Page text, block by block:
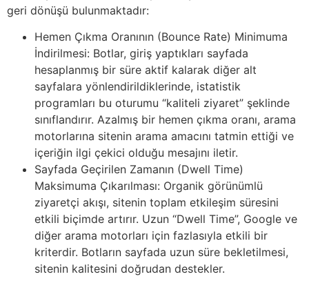
geri dönüşü bulunmaktadır:
Hemen Çıkma Oranının (Bounce Rate) Minimuma
İndirilmesi: Botlar, giriş yaptıkları sayfada
hesaplanmış bir süre aktif kalarak diğer alt
sayfalara yönlendirildiklerinde, istatistik
programları bu oturumu “kaliteli ziyaret” şeklinde
sınıflandırır. Azalmış bir hemen çıkma oranı, arama
motorlarına sitenin arama amacını tatmin ettiği ve
içeriğin ilgi çekici olduğu mesajını iletir.
Sayfada Geçirilen Zamanın (Dwell Time)
Maksimuma Çıkarılması: Organik görünümlü
ziyaretçi akışı, sitenin toplam etkileşim süresini
etkili biçimde artırır. Uzun “Dwell Time”, Google ve
diğer arama motorları için fazlasıyla etkili bir
kriterdir. Botların sayfada uzun süre bekletilmesi,
sitenin kalitesini doğrudan destekler.